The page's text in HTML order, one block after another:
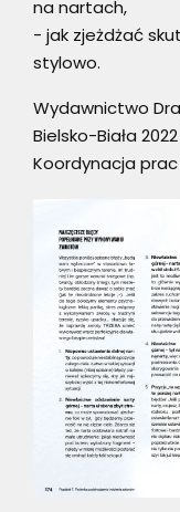
na nartach,
- jak zjeżdżać
stylowo.
Wydawnictwo
Bielsko-Biała 2022
Koordynacja